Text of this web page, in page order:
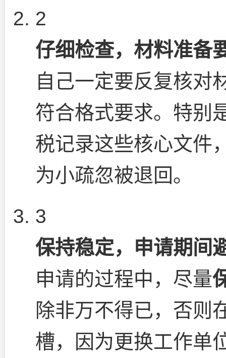
2
仔细检查，材料准备
自己一定要反复核对
符合格式要求。特别
税记录这些核心文件
为小疏忽被退回。
3
保持稳定，申请期间
申请的过程中，尽量
除非万不得已，否则
槽，因为更换工作单